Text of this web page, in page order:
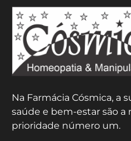
Na Farmácia Cósmica, a
saúde e bem-estar são a
prioridade número um.